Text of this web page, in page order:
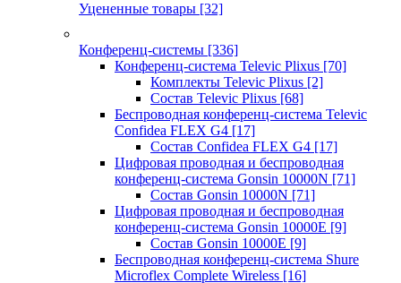
Уцененные товары [32]
Конференц-системы [336]
Конференц-система Televic Plixus [70]
Комплекты Televic Plixus [2]
Состав Televic Plixus [68]
Беспроводная конференц-система Televic
Confidea FLEX G4 [17]
Состав Confidea FLEX G4 [17]
Цифровая проводная и беспроводная
конференц-система Gonsin 10000N [71]
Состав Gonsin 10000N [71]
Цифровая проводная и беспроводная
конференц-система Gonsin 10000E [9]
Состав Gonsin 10000E [9]
Беспроводная конференц-система Shure
Microflex Complete Wireless [16]